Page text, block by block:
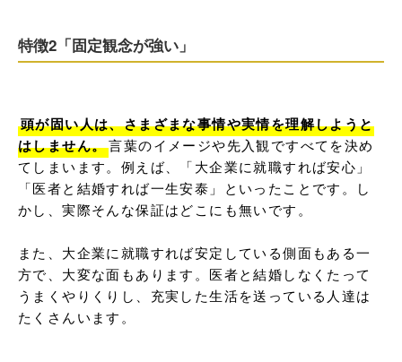
特徴2「固定観念が強い」
頭が固い人は、さまざまな事情や実情を理解しようと
はしません。言葉のイメージや先入観ですべてを決め
てしまいます。例えば、「大企業に就職すれば安心」
「医者と結婚すれば一生安泰」といったことです。し
かし、実際そんな保証はどこにも無いです。
また、大企業に就職すれば安定している側面もある一
方で、大変な面もあります。医者と結婚しなくたって
うまくやりくりし、充実した生活を送っている人達は
たくさんいます。